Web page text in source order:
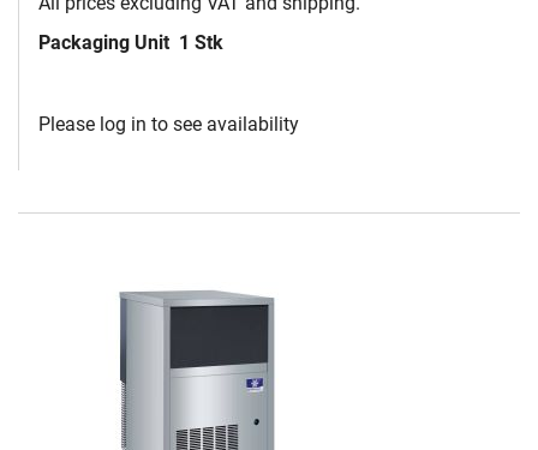
Packaging Unit 1 Stk
Please log in to see availability